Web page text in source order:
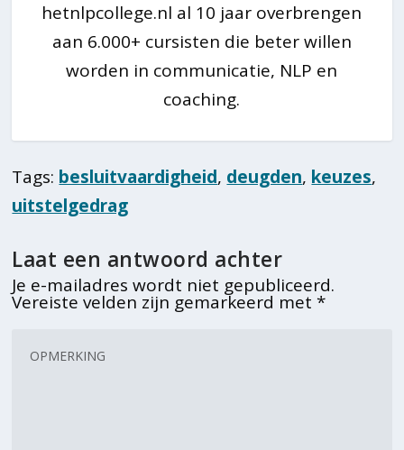
hetnlpcollege.nl al 10 jaar overbrengen
aan 6.000+ cursisten die beter willen
worden in communicatie, NLP en
coaching.
Tags: besluitvaardigheid, deugden, keuzes,
uitstelgedrag
Laat een antwoord achter
Je e-mailadres wordt niet gepubliceerd.
Vereiste velden zijn gemarkeerd met *